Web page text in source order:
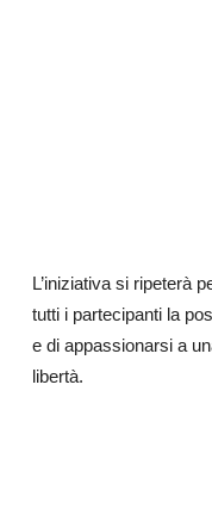
L’iniziativa si ripeterà
tutti i partecipanti la
e di appassionarsi a
libertà.